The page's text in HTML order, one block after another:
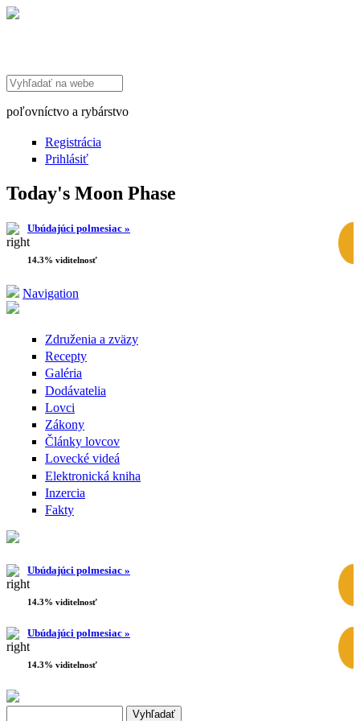
Search this site
poľovníctvo a rybárstvo
Registrácia
Prihlásiť
Today's Moon Phase
Ubúdajúci polmesiac »
14.3% viditelnosť
Navigation
Združenia a zväzy
Recepty
Galéria
Dodávatelia
Lovci
Zákony
Články lovcov
Lovecké videá
Elektronická kniha
Inzercia
Fakty
Ubúdajúci polmesiac »
14.3% viditelnosť
Ubúdajúci polmesiac »
14.3% viditelnosť